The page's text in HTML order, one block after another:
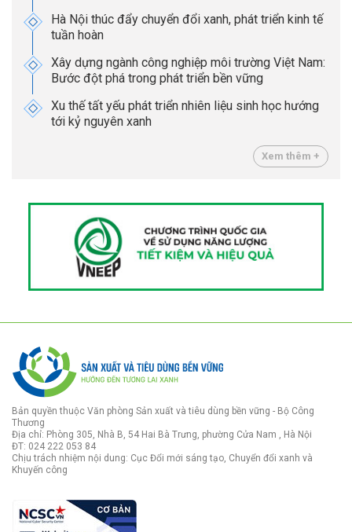
Hà Nội thúc đẩy chuyển đổi xanh, phát triển kinh tế
tuần hoàn
Xây dựng ngành công nghiệp môi trường Việt Nam:
Bước đột phá trong phát triển bền vững
Xu thế tất yếu phát triển nhiên liệu sinh học hướng
tới kỷ nguyên xanh
Xem thêm +
Bản quyền thuộc Văn phòng Sản xuất và tiêu dùng bền vững - Bộ Công
Thương
Địa chỉ: Phòng 305, Nhà B, 54 Hai Bà Trưng, phường Cửa Nam , Hà Nội
ĐT: 024 222 053 84
Chịu trách nhiệm nội dung: Cục Đổi mới sáng tạo, Chuyển đổi xanh và
Khuyến công